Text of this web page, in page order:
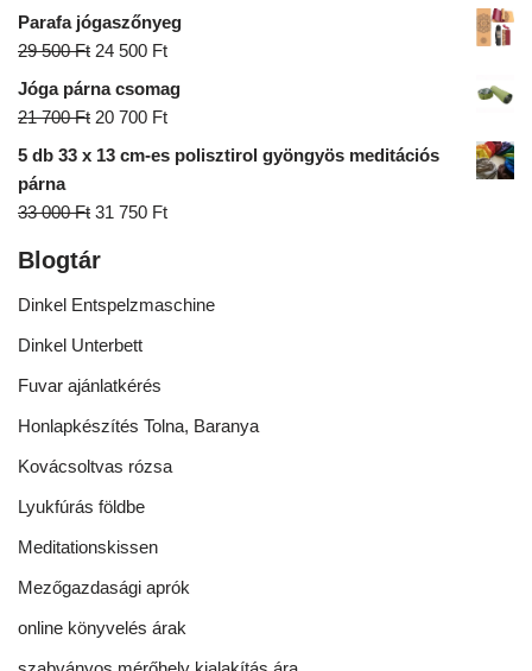
Parafa jógaszőnyeg
29 500Ft 24 500 Ft
Jóga párna csomag
21 700Ft 20 700 Ft
5 db 33 x 13 cm-es polisztirol gyöngyös meditációs
párna
33 000Ft 31 750 Ft
Blogtár
Dinkel Entspelzmaschine
Dinkel Unterbett
Fuvar ajánlatkérés
Honlapkészítés Tolna, Baranya
Kovácsoltvas rózsa
Lyukfúrás földbe
Meditationskissen
Mezőgazdasági aprók
online könyvelés árak